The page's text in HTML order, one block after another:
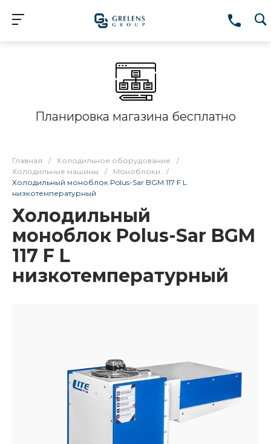
Планировка магазина бесплатно
Главная / Холодильное оборудование
/
Холодильные машины
/ Моноблоки
/
Холодильный моноблок Polus-Sar BGM 117 F L
низкотемпературный
Холодильный
моноблок Polus-Sar BGM
117 F L
низкотемпературный